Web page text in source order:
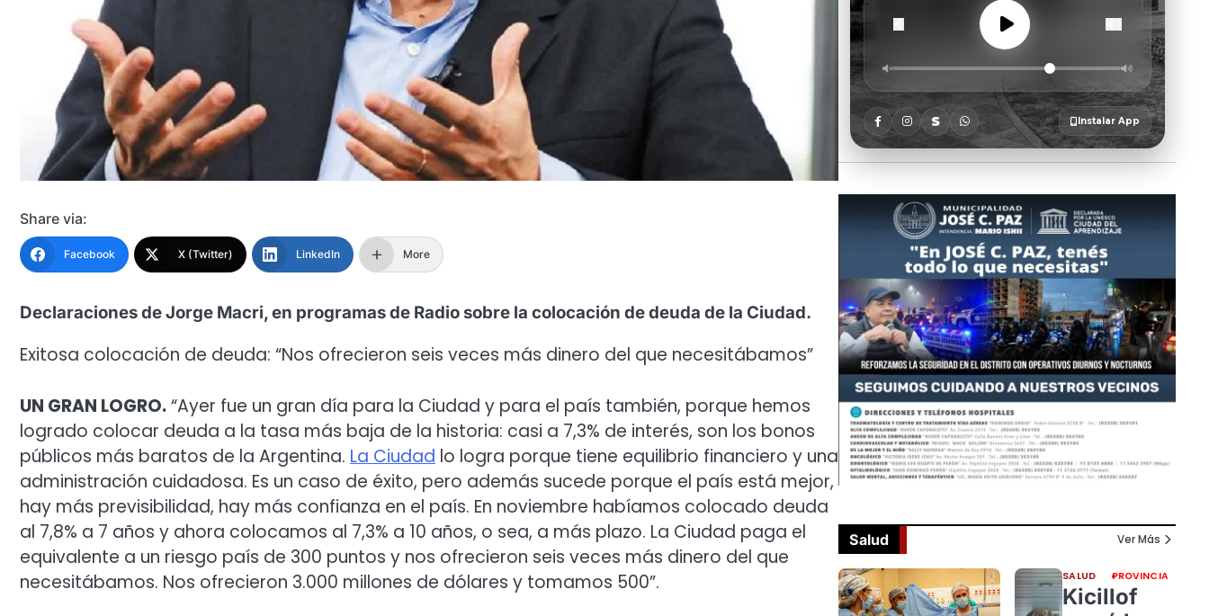
Share via:
Facebook X (Twitter) LinkedIn More
Declaraciones de Jorge Macri, en programas de Radio sobre la colocación de deuda de la Ciudad.
Exitosa colocación de deuda: “Nos ofrecieron seis veces más dinero del que necesitábamos”
UN GRAN LOGRO.“Ayer fue un gran día para la Ciudad y para el país también, porque hemos
logrado colocar deuda a la tasa más baja de la historia: casi a 7,3% de interés, son los bonos
públicos más baratos de la Argentina. La Ciudad lo logra porque tiene equilibrio financiero y una
administración cuidadosa. Es un caso de éxito, pero además sucede porque el país está mejor,
hay más previsibilidad, hay más confianza en el país. En noviembre habíamos colocado deuda
al 7,8% a 7 años y ahora colocamos al 7,3% a 10 años, o sea, a más plazo. La Ciudad paga el
equivalente a un riesgo país de 300 puntos y nos ofrecieron seis veces más dinero del que
necesitábamos. Nos ofrecieron 3.000 millones de dólares y tomamos 500”.
Salud Ver Más
SALUD PROVINCIA
Kicillof